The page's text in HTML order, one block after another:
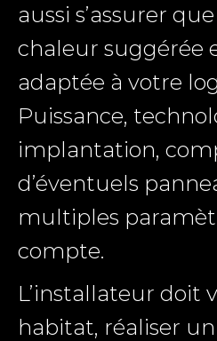
aussi s’assurer
chaleur suggérée
adaptée à votre
Puissance,
implantation,
d’éventuels
multiples
compte.
L’installateur doit
habitat, réaliser un